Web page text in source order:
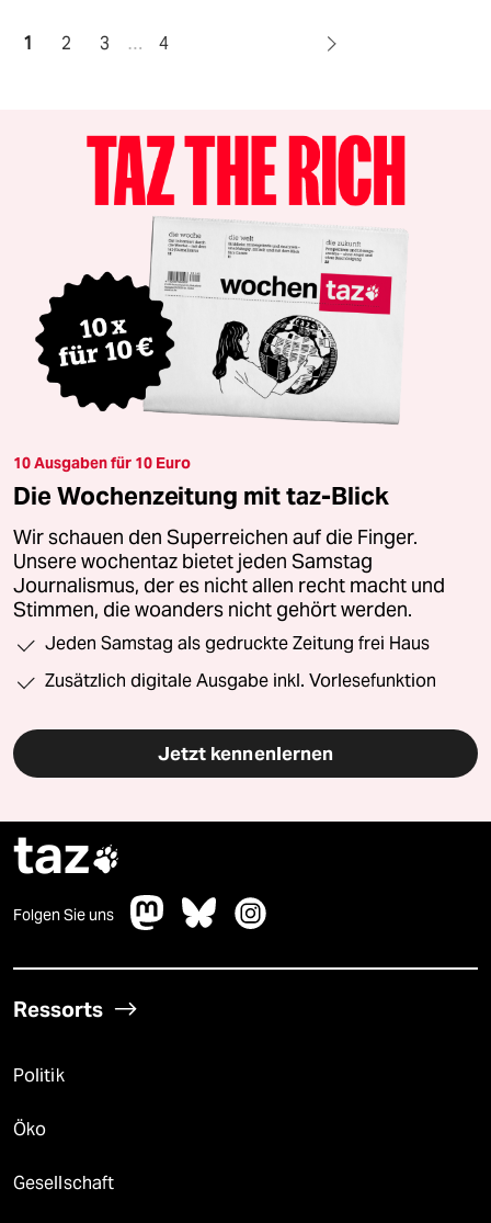
1 2 3 … 4
10 Ausgaben für 10 Euro
Die Wochenzeitung mit taz-Blick
Wir schauen den Superreichen auf die Finger.
Unsere wochentaz bietet jeden Samstag
Journalismus, der es nicht allen recht macht und
Stimmen, die woanders nicht gehört werden.
Jeden Samstag als gedruckte Zeitung frei Haus
Zusätzlich digitale Ausgabe inkl. Vorlesefunktion
Jetzt kennenlernen
taz
Folgen Sie uns
Ressorts
Politik
Öko
Gesellschaft